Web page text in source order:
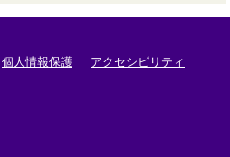
個人情報保護 アクセシビリティ